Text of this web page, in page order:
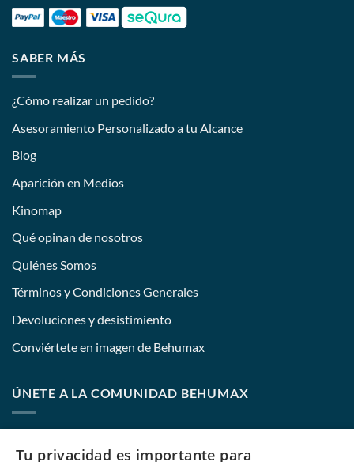
SABER MÁS
¿Cómo realizar un pedido?
Asesoramiento Personalizado a tu Alcance
Blog
Aparición en Medios
Kinomap
Qué opinan de nosotros
Quiénes Somos
Términos y Condiciones Generales
Devoluciones y desistimiento
Conviértete en imagen de Behumax
ÚNETE A LA COMUNIDAD BEHUMAX
Tu privacidad es importante para